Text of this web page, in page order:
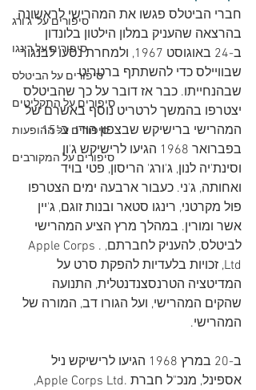
סיפורים על 'ג'ורג
סיפורים על רינגו
סיפורים על הביטלס
סיפורים על התקליטים
סיפורים על ההופעות
סיפורים על המקורבים
חברי הביטלס פגשו את המהרישי לראשונה
בהרצאה שהעניק במלון הילטון בלונדון
ב-24 באוגוסט 1967, ולמחרת נסעו לבנגור
שבוויילס כדי להשתתף ברטריט
שבהנחייתו. כבר אז דובר על כך שהביטלס
יצטרפו בהמשך לרטריט נוסף באשרם של
המהרישי ברישיקש שבצפון הודו. ב-15
בפברואר 1968 הגיעו לרישיקש ג'ון
וסינת'יה לנון, ג'ורג' הריסון, פטי בויד
ואחותה, ג'ני. כעבור ארבעה ימים הצטרפו
פול מקרטני, רינגו סטאר ובנות זוגם, ג'יין
אשר ומורין. במהלך מרץ הציע המהרישי
לביטלס, להעניק לחברתם, .Apple Corps
Ltd, זכויות בלעדיות להפקת סרט על
המדיטציה הטרנסצנדנטלית, התנועה
שהקים המהרישי, ועל הגורו דב, המורה של
המהרישי.
ב-20 במרץ 1968 הגיעו לרישיקש ניל
אספינל, מנכ"ל חברת .Apple Corps Ltd,